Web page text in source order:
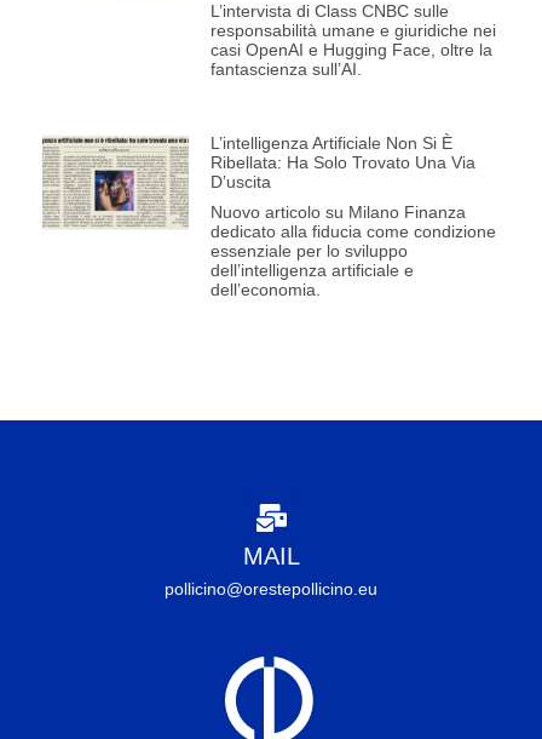
L’intervista di Class CNBC sulle
responsabilità umane e giuridiche nei
casi OpenAI e Hugging Face, oltre la
fantascienza sull’AI.
L’intelligenza Artificiale Non Si È
Ribellata: Ha Solo Trovato Una Via
D’uscita
Nuovo articolo su Milano Finanza
dedicato alla fiducia come condizione
essenziale per lo sviluppo
dell’intelligenza artificiale e
dell’economia.
MAIL
pollicino@orestepollicino.eu